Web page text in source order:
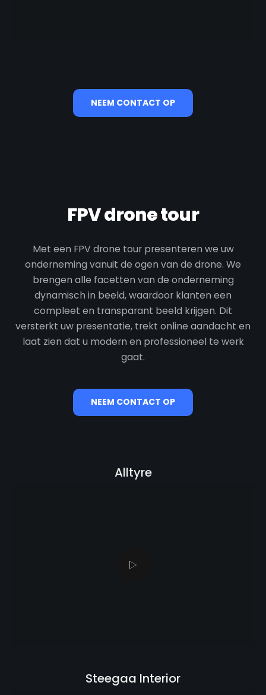
NEEM CONTACT OP
FPV drone tour
Met een FPV drone tour presenteren we uw
onderneming vanuit de ogen van de drone. We
brengen alle facetten van de onderneming
dynamisch in beeld, waardoor klanten een
compleet en transparant beeld krijgen. Dit
versterkt uw presentatie, trekt online aandacht en
laat zien dat u modern en professioneel te werk
gaat.
NEEM CONTACT OP
Alltyre
Steegaa Interior